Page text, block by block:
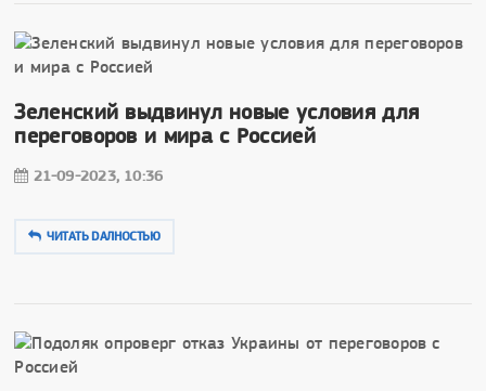
Зеленский выдвинул новые условия для
переговоров и мира с Россией
21-09-2023, 10:36
ЧИТАТЬ DAЛНОСТЬЮ